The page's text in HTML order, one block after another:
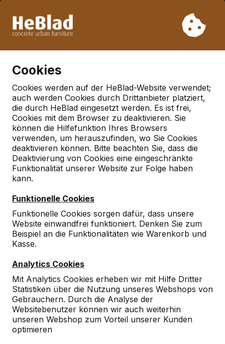
Woche 33 nicht. Bitte berücksichtigen Sie daher längere
Cookies
Cookies werden auf der HeBlad-Website verwendet;
auch werden Cookies durch Drittanbieter platziert,
die durch HeBlad eingesetzt werden. Es ist frei,
Cookies mit dem Browser zu deaktivieren. Sie
können die Hilfefunktion Ihres Browsers
verwenden, um herauszufinden, wo Sie Cookies
deaktivieren können. Bitte beachten Sie, dass die
Deaktivierung von Cookies eine eingeschränkte
Funktionalität unserer Website zur Folge haben
kann.
Funktionelle Cookies
Funktionelle Cookies sorgen dafür, dass unsere
Website einwandfrei funktioniert. Denken Sie zum
Beispiel an die Funktionalitäten wie Warenkorb und
Kasse.
Analytics Cookies
Mit Analytics Cookies erheben wir mit Hilfe Dritter
Statistiken über die Nutzung unseres Webshops von
Gebrauchern. Durch die Analyse der
Websitebenutzer können wir auch weiterhin
unseren Webshop zum Vorteil unserer Kunden
optimieren
Deutschland
Referenties in:Eutin
Geen reviews gevonden voor deze
locatie.